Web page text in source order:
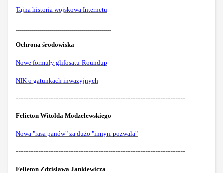
Tajna historia wojskowa Internetu
------------------------------------------------
Ochrona środowiska
Nowe formuły glifosatu-Roundup
NIK o gatunkach inwazyjnych
--------------------------------------------------------------------
Felieton Witolda Modzelewskiego
Nowa "rasa panów" za dużo "innym pozwala"
--------------------------------------------------------------------
Felieton Zdzisława Jankiewicza